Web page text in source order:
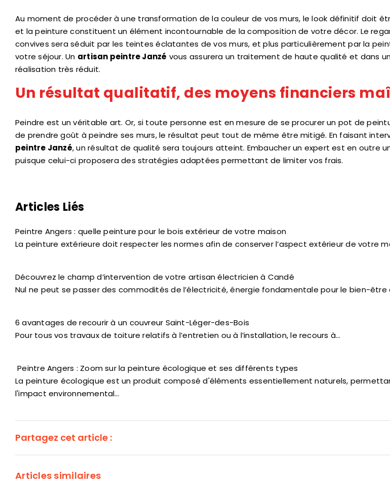
Au moment de procéder à une transformation de la couleur de vos murs, le look définitif doit
et la peinture constituent un élément incontournable de la composition de votre décor. Le
convives sera séduit par les teintes éclatantes de vos murs, et plus particulièrement par la
votre séjour. Un artisan peintre Janzé vous assurera un traitement de haute qualité et dans
réalisation très réduit.
Un résultat qualitatif, des moyens financiers
Peindre est un véritable art. Or, si toute personne est en mesure de se procurer un pot de
de prendre goût à peindre ses murs, le résultat peut tout de même être mitigé. En faisant
peintre Janzé, un résultat de qualité sera toujours atteint. Embaucher un expert est en outre
puisque celui-ci proposera des stratégies adaptées permettant de limiter vos frais.
Articles Liés
Peintre Angers : quelle peinture pour le bois extérieur de votre maison
La peinture extérieure doit respecter les normes afin de conserver l’aspect extérieur de votre
Découvrez le champ d’intervention de votre artisan électricien à Candé
Nul ne peut se passer des commodités de l’électricité, énergie fondamentale pour le bien-être
6 avantages de recourir à un couvreur Saint-Léger-des-Bois
Pour tous vos travaux de toiture relatifs à l’entretien ou à l’installation, le recours à…
Peintre Angers : Zoom sur la peinture écologique et ses différents types
La peinture écologique est un produit composé d'éléments essentiellement naturels,
l'impact environnemental…
Partagez cet article :
Articles similaires